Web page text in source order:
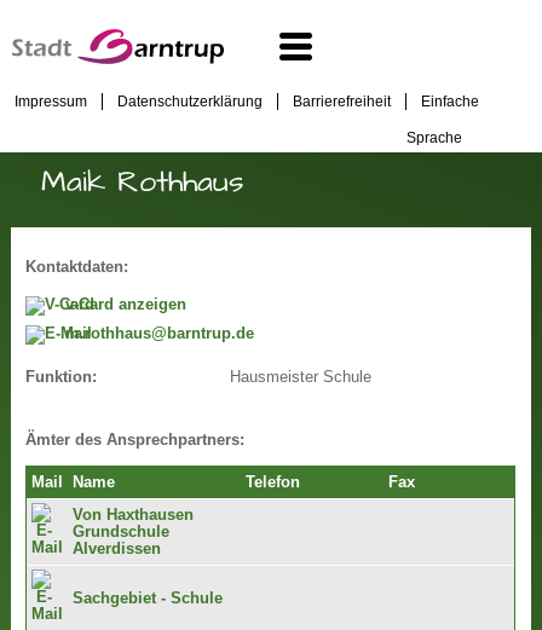
Impressum Datenschutzerklärung Barrierefreiheit Einfache
Sprache
Maik Rothhaus
Kontaktdaten:
v-Card anzeigen
m.rothhaus@barntrup.de
Funktion: Hausmeister Schule
Ämter des Ansprechpartners:
Mail Name Telefon
Fax
Von Haxthausen
Grundschule
Alverdissen
Sachgebiet - Schule